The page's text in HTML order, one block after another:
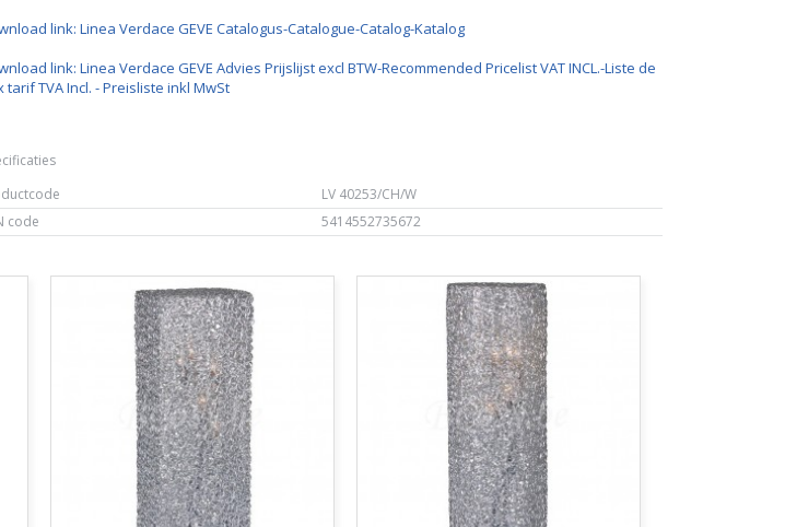
link: Linea Verdace GEVE Catalogus-Catalogue-Catalog-Katalog
link: Linea Verdace GEVE Advies Prijslijst excl BTW-Recommended Pricelist VAT INCL.-Liste de
tarif TVA Incl. - Preisliste inkl MwSt
LV 40253/CH/W
code
5414552735672